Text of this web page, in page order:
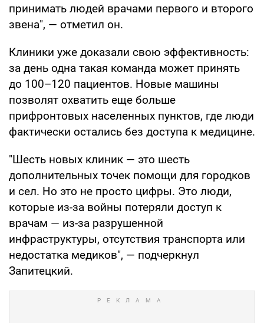
принимать людей врачами первого и второго
звена", — отметил он.
Клиники уже доказали свою эффективность:
за день одна такая команда может принять
до 100–120 пациентов. Новые машины
позволят охватить еще больше
прифронтовых населенных пунктов, где люди
фактически остались без доступа к медицине.
"Шесть новых клиник — это шесть
дополнительных точек помощи для городков
и сел. Но это не просто цифры. Это люди,
которые из-за войны потеряли доступ к
врачам — из-за разрушенной
инфраструктуры, отсутствия транспорта или
недостатка медиков", — подчеркнул
Запитецкий.